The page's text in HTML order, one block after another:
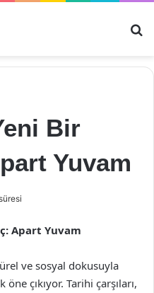
Bir
Yuvam
Apart Yuvam
ve sosyal dokusuyla
çıkıyor. Tarihi çarşıları,